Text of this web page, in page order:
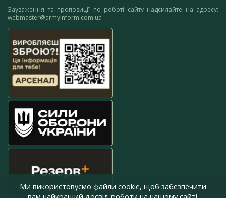
Зауваження та пропозиції по роботі сайту надсилайте на адресу:
webmaster@armyinform.com.ua
Ми використовуємо файли cookie, щоб забезпечити